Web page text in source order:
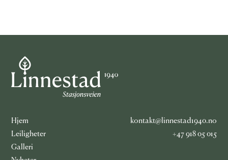
Hjem
Leiligheter
Galleri
kontakt@linnestad1940.no
+47 918 05 015